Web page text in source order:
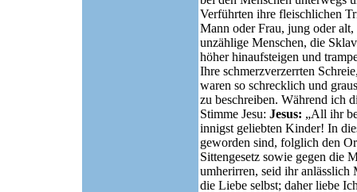
Verführten ihre fleischlichen
Mann oder Frau, jung oder
unzählige Menschen, die
höher hinaufsteigen und
Ihre schmerzverzerrten
waren so schrecklich und
zu beschreiben. Während ich
Stimme Jesu: Jesus: „All ihr
innigst geliebten Kinder! In
geworden sind, folglich den
Sittengesetz sowie gegen die
umherirren, seid ihr
die Liebe selbst; daher liebe